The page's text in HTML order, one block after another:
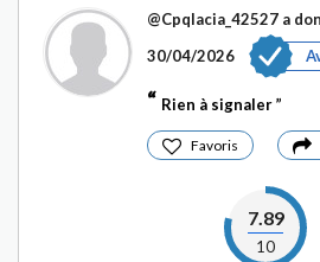
@Cpqlacia_42527 a
30/04/2026
Rien à signaler
Favoris
7.89
10